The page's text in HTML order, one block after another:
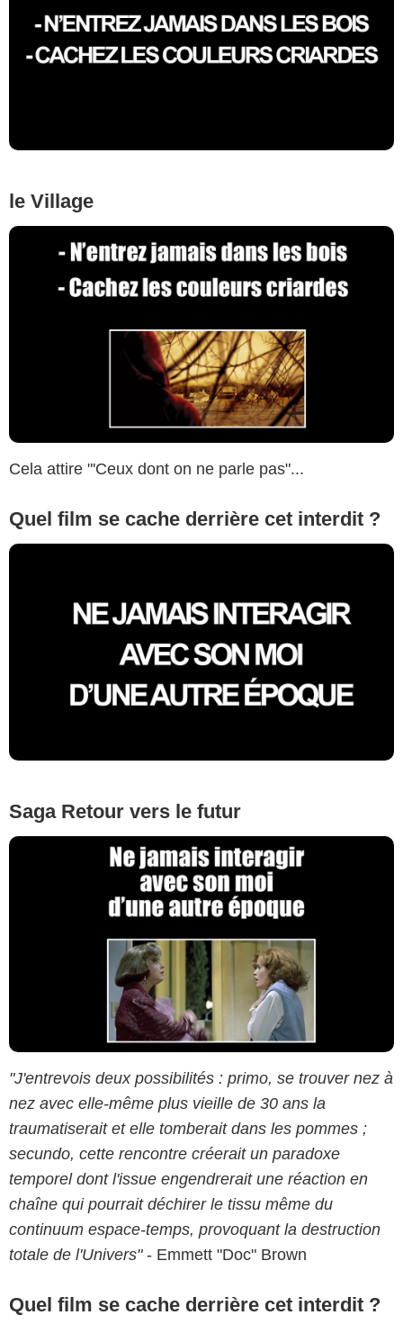
le Village
Cela attire "'Ceux dont on ne parle pas"...
Quel film se cache derrière cet interdit ?
Saga Retour vers le futur
"J'entrevois deux possibilités : primo, se trouver nez à
nez avec elle-même plus vieille de 30 ans la
traumatiserait et elle tomberait dans les pommes ;
secundo, cette rencontre créerait un paradoxe
temporel dont l'issue engendrerait une réaction en
chaîne qui pourrait déchirer le tissu même du
continuum espace-temps, provoquant la destruction
totale de l'Univers"- Emmett "Doc" Brown
Quel film se cache derrière cet interdit ?